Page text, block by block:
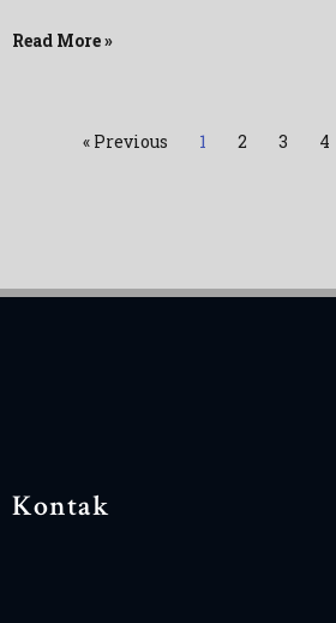
Read More »
« Previous 1 2 3 4
Kontak